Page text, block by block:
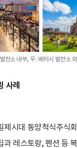
전소 내부, 우 : 배터시 발전소
사례
제시대 동양척식주식
과 레스토랑, 펜션 등